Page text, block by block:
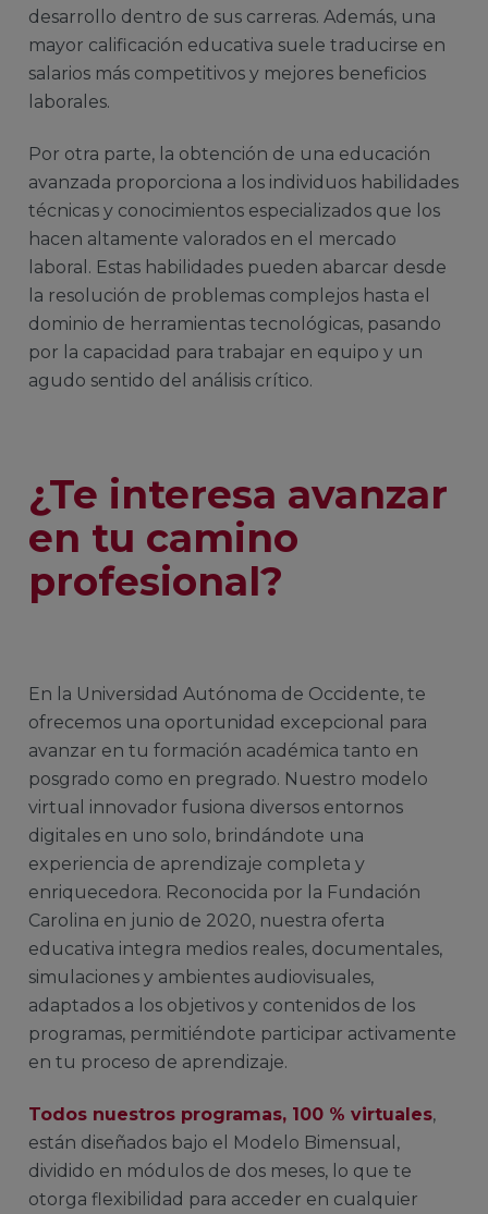
desarrollo dentro de sus carreras. Además, una
mayor calificación educativa suele traducirse en
salarios más competitivos y mejores beneficios
laborales.
Por otra parte, la obtención de una educación
avanzada proporciona a los individuos habilidades
técnicas y conocimientos especializados que los
hacen altamente valorados en el mercado
laboral. Estas habilidades pueden abarcar desde
la resolución de problemas complejos hasta el
dominio de herramientas tecnológicas, pasando
por la capacidad para trabajar en equipo y un
agudo sentido del análisis crítico.
¿Te interesa avanzar
en tu camino
profesional?
En la Universidad Autónoma de Occidente, te
ofrecemos una oportunidad excepcional para
avanzar en tu formación académica tanto en
posgrado como en pregrado. Nuestro modelo
virtual innovador fusiona diversos entornos
digitales en uno solo, brindándote una
experiencia de aprendizaje completa y
enriquecedora. Reconocida por la Fundación
Carolina en junio de 2020, nuestra oferta
educativa integra medios reales, documentales,
simulaciones y ambientes audiovisuales,
adaptados a los objetivos y contenidos de los
programas, permitiéndote participar activamente
en tu proceso de aprendizaje.
Todos nuestros programas, 100 % virtuales,
están diseñados bajo el Modelo Bimensual,
dividido en módulos de dos meses, lo que te
otorga flexibilidad para acceder en cualquier